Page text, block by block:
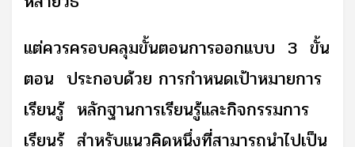
แต่ควรครอบคลุมขั้นตอนการออกแบบ 3 ขั้น
ตอน ประกอบด้วย การกำหนดเป้าหมายการ
เรียนรู้ หลักฐานการเรียนรู้และกิจกรรมการ
เรียนรู้ สำหรับแนวคิดหนึ่งที่สามารถนำไปเป็น